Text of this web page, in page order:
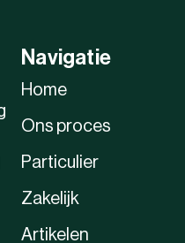
Navigatie
Home
Ons proces
Particulier
Zakelijk
Artikelen